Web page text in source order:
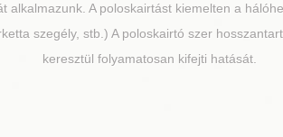
alkalmazunk. A poloskairtást kiemelten a
szegély, stb.) A poloskairtó szer
keresztül folyamatosan kifejti hatását.